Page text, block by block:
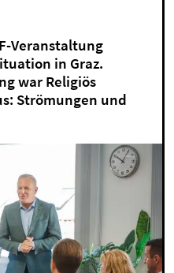
Veranstaltung
in Graz.
war Religiös
Strömungen und